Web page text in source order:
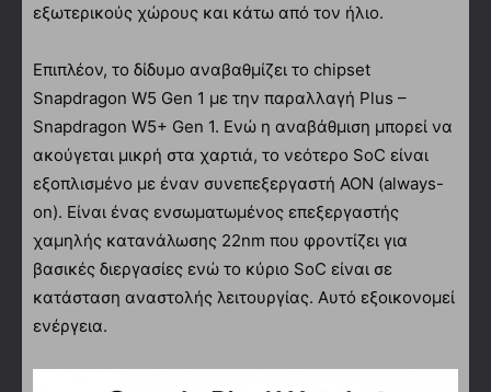
εξωτερικούς χώρους και κάτω από τον ήλιο.
Επιπλέον, το δίδυμο αναβαθμίζει το chipset
Snapdragon W5 Gen 1 με την παραλλαγή Plus –
Snapdragon W5+ Gen 1. Ενώ η αναβάθμιση μπορεί να
ακούγεται μικρή στα χαρτιά, το νεότερο SoC είναι
εξοπλισμένο με έναν συνεπεξεργαστή AON (always-
on). Είναι ένας ενσωματωμένος επεξεργαστής
χαμηλής κατανάλωσης 22nm που φροντίζει για
βασικές διεργασίες ενώ το κύριο SoC είναι σε
κατάσταση αναστολής λειτουργίας. Αυτό εξοικονομεί
ενέργεια.